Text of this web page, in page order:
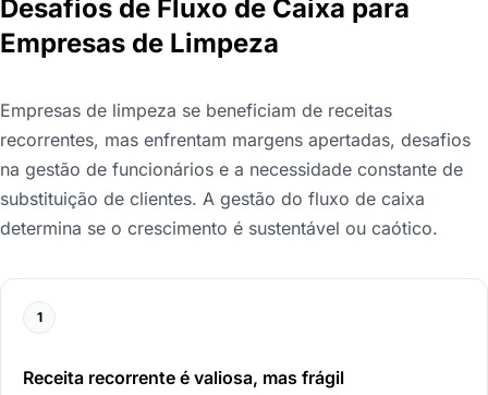
Desafios de Fluxo de Caixa para
Empresas de Limpeza
Empresas de limpeza se beneficiam de receitas
recorrentes, mas enfrentam margens apertadas, desafios
na gestão de funcionários e a necessidade constante de
substituição de clientes. A gestão do fluxo de caixa
determina se o crescimento é sustentável ou caótico.
1
Receita recorrente é valiosa, mas frágil